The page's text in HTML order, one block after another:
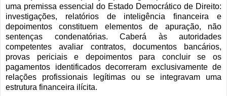
uma premissa essencial do Estado Democrático de Direito:
investigações, relatórios de inteligência financeira e
depoimentos constituem elementos de apuração, não
sentenças condenatórias. Caberá às autoridades
competentes avaliar contratos, documentos bancários,
provas periciais e depoimentos para concluir se os
pagamentos identificados decorreram exclusivamente de
relações profissionais legítimas ou se integravam uma
estrutura financeira ilícita.